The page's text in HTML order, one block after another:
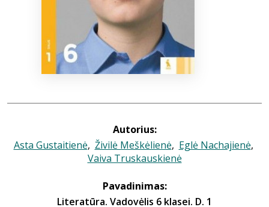
Autorius:
Asta Gustaitienė, Živilė Meškėlienė, Eglė Nachajienė,
Vaiva Truskauskienė
Pavadinimas:
Literatūra. Vadovėlis 6 klasei. D. 1